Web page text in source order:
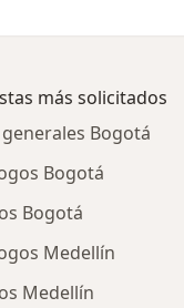
más solicitados
Bogotá
Bogotá
Bogotá
Medellín
Medellín